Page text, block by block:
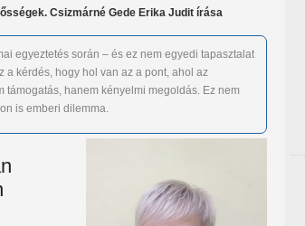
Csizmárné Gede Erika Judit írása
egyeztetés során – és ez nem egyedi tapasztalat
a kérdés, hogy hol van az a pont, ahol az
támogatás, hanem kényelmi megoldás. Ez nem
is emberi dilemma.